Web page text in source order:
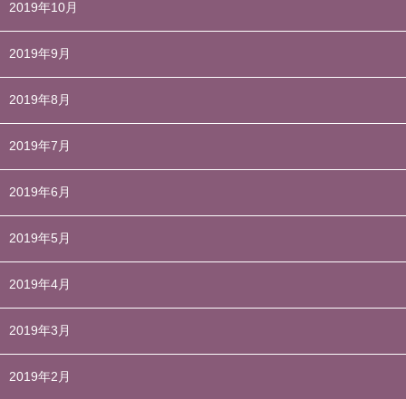
2019年10月
2019年9月
2019年8月
2019年7月
2019年6月
2019年5月
2019年4月
2019年3月
2019年2月